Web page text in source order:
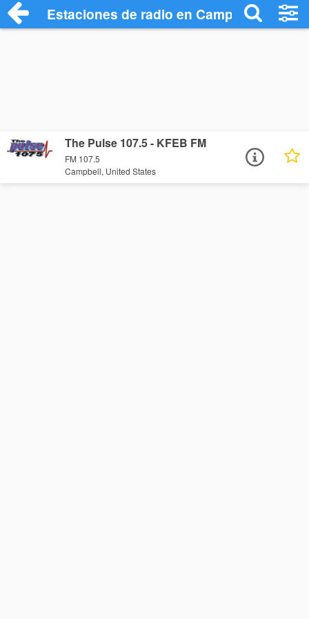
Estaciones de radio en Campbell -
The Pulse 107.5 - KFEB FM
FM 107.5
Campbell, United States